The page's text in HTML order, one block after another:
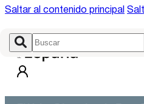
Saltar al contenido principal